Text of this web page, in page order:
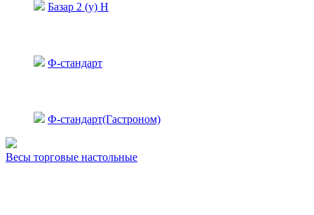
Базар 2 (у) Н
Ф-стандарт
Ф-стандарт(Гастроном)
Весы торговые настольные